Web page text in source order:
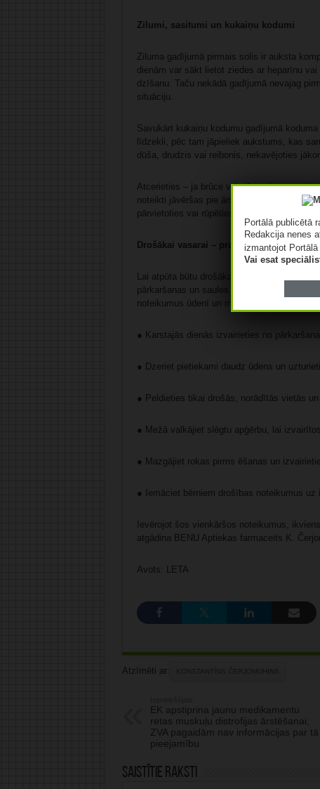
Zilumi, sasitumi un kukaiņu kodumi
Ziluma gadījumā pirmais solis ir auksta
dienām var sākt lietot ziedes ar heparīnu
dzīšanu. Taču nekādā gadījumā nevajag
situāciju.
Savukārt kukaiņu kodumu gadījumā
līdzekli, pēc tam jāpieliek aukstums, kas
dūša, drudzis vai reibonis, nekavējoties
Atcerieties – ja brūce vai zilums izraisa
noteikti jāvēršas pie ārsta. Tas pats
pārvietoties vai rūpēties par sevi.
Drošākai vasarai – praktiski padomi
Lai atpūta būtu drošāka, der atcerēties par
pārkaršanas un saules apdegumiem,
noteikumus ūdenī un mežā.
● Karstajās dienās izvairieties no
● Dzeriet pietiekami daudz ūdens un
● Peldieties tikai drošās, norādītās vietās
● Mežā valkājiet slēgtu apģērbu, lai
● Mazgājiet rokas pirms ēšanas un
● Iemāciet bērniem drošības noteikumus
Ievērojot šos vienkāršos noteikumus,
atgādina BENU Aptiekas farmaceits K.
Avots: LETA
Atzīmēti ar: KONSTANTĪNS ČERJOMUHINS
EK apstiprina jaunu medikamentu
retas muskuļu distrofijas ārstēšanai;
ZVA pagaidām nav informācijas par tā
pieejamību
Saistītie raksti
Portālā publicētā
Redakcija nenes
izmantojot
Vai esat